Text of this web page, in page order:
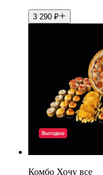
3 290 ₽
Комбо Хочу все